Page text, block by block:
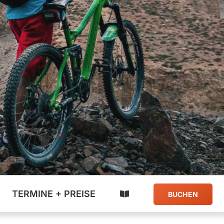
Jobs & Stellenangebote
Kontakt
TERMINE + PREISE BUCHEN